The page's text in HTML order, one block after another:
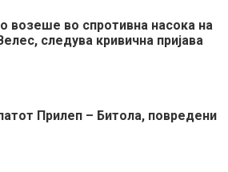
возеше во спротивна насока на
следува кривична пријава
Прилеп – Битола, повредени